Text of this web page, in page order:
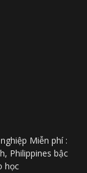
Miễn phí :
Philippines bậc
học